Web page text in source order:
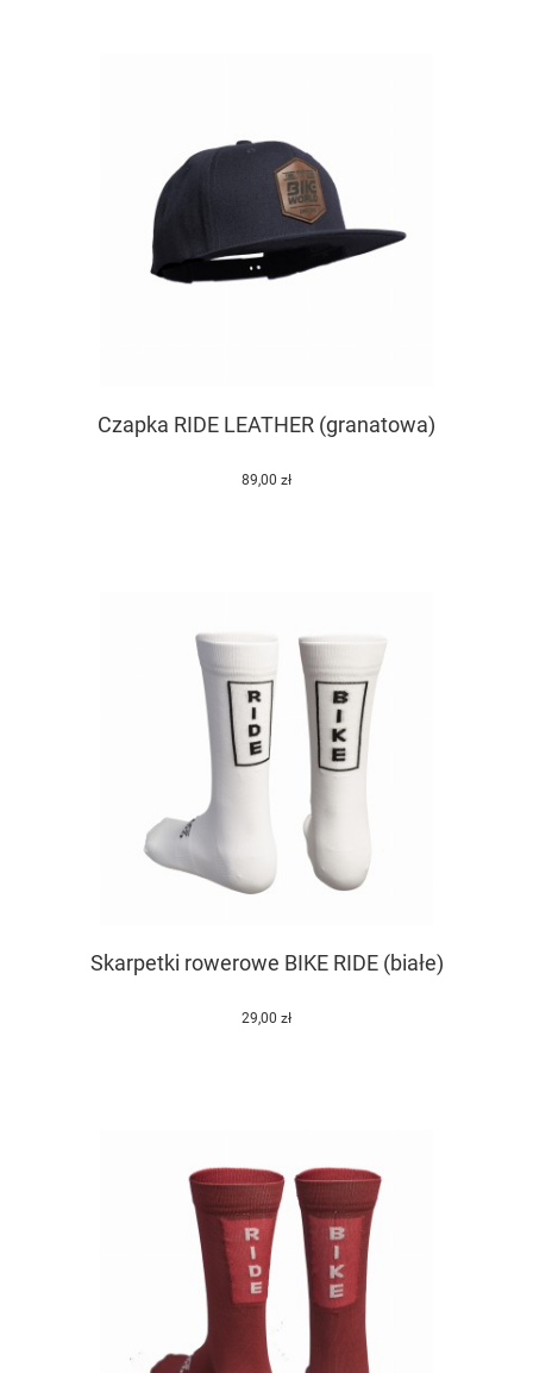
Czapka RIDE LEATHER (granatowa)
89,00 zł
Skarpetki rowerowe BIKE RIDE (białe)
29,00 zł